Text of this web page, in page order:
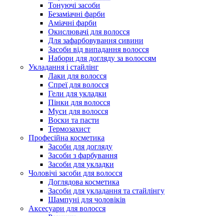
Тонуючі засоби
Безаміачні фарби
Аміачні фарби
Окислювачі для волосся
Для зафарбовування сивини
Засоби від випадання волосся
Набори для догляду за волоссям
Укладання і стайлінг
Лаки для волосся
Спреї для волосся
Гели для укладки
Пінки для волосся
Муси для волосся
Воски та пасти
Термозахист
Професійна косметика
Засоби для догляду
Засоби з фарбування
Засоби для укладки
Чоловічі засоби для волосся
Доглядова косметика
Засоби для укладання та стайлінгу
Шампуні для чоловіків
Аксесуари для волосся